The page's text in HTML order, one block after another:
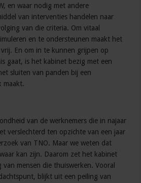
en waar nodig met andere
van interventies handelen naar
van die criteria. Om vitaal
en te ondersteunen maakt het
En om in te kunnen grijpen op
gaat, is het kabinet bezig met een
sluiten van panden bij een
maakt.
van de werknemers die in najaar
verslechterd ten opzichte van een jaar
van TNO. Maar we weten dat
kan zijn. Daarom zet het kabinet
mensen die thuiswerken. Vooral
blijkt uit een peiling van